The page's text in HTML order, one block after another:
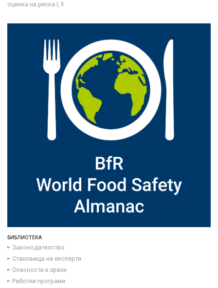
оценка на риска I, II
БИБЛИОТЕКА
Законодателство
Становища на експерти
Опасности в храни
Работни програми